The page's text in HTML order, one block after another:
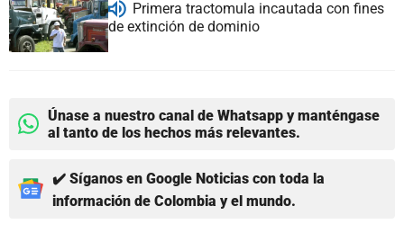
Primera tractomula incautada con fines
de extinción de dominio
Únase a nuestro canal de Whatsapp y manténgase
al tanto de los hechos más relevantes.
✔️ Síganos en Google Noticias con toda la
información de Colombia y el mundo.